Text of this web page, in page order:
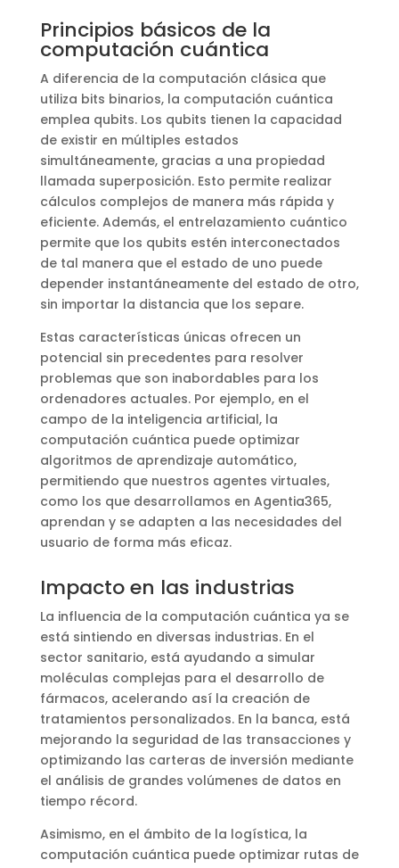
Principios básicos de la
computación cuántica
A diferencia de la computación clásica que
utiliza bits binarios, la computación cuántica
emplea qubits. Los qubits tienen la capacidad
de existir en múltiples estados
simultáneamente, gracias a una propiedad
llamada superposición. Esto permite realizar
cálculos complejos de manera más rápida y
eficiente. Además, el entrelazamiento cuántico
permite que los qubits estén interconectados
de tal manera que el estado de uno puede
depender instantáneamente del estado de otro,
sin importar la distancia que los separe.
Estas características únicas ofrecen un
potencial sin precedentes para resolver
problemas que son inabordables para los
ordenadores actuales. Por ejemplo, en el
campo de la inteligencia artificial, la
computación cuántica puede optimizar
algoritmos de aprendizaje automático,
permitiendo que nuestros agentes virtuales,
como los que desarrollamos en Agentia365,
aprendan y se adapten a las necesidades del
usuario de forma más eficaz.
Impacto en las industrias
La influencia de la computación cuántica ya se
está sintiendo en diversas industrias. En el
sector sanitario, está ayudando a simular
moléculas complejas para el desarrollo de
fármacos, acelerando así la creación de
tratamientos personalizados. En la banca, está
mejorando la seguridad de las transacciones y
optimizando las carteras de inversión mediante
el análisis de grandes volúmenes de datos en
tiempo récord.
Asimismo, en el ámbito de la logística, la
computación cuántica puede optimizar rutas de